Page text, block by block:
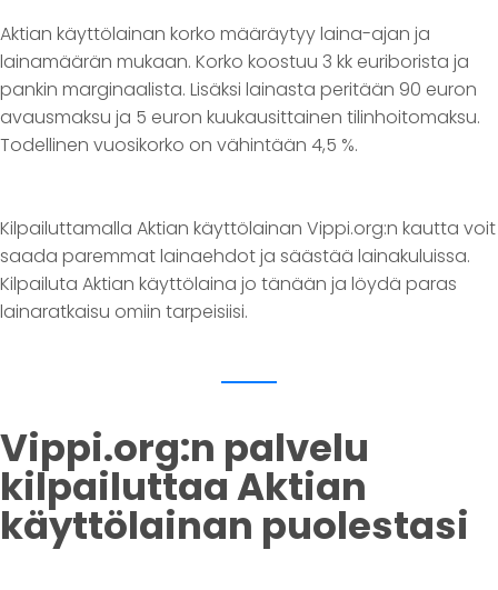
Aktian käyttölainan korko määräytyy laina-ajan ja
lainamäärän mukaan. Korko koostuu 3 kk euriborista ja
pankin marginaalista. Lisäksi lainasta peritään 90 euron
avausmaksu ja 5 euron kuukausittainen tilinhoitomaksu.
Todellinen vuosikorko on vähintään 4,5 %.
Kilpailuttamalla Aktian käyttölainan Vippi.org:n kautta voit
saada paremmat lainaehdot ja säästää lainakuluissa.
Kilpailuta Aktian käyttölaina jo tänään ja löydä paras
lainaratkaisu omiin tarpeisiisi.
Vippi.org:n palvelu
kilpailuttaa Aktian
käyttölainan puolestasi